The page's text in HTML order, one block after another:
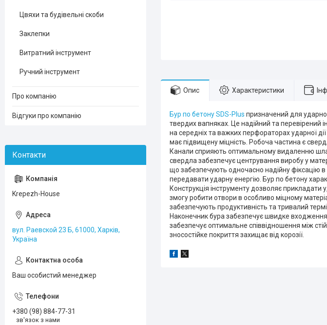
Опис Характеристики
Бур по бетону SDS-Plus призначений для
твердих вапняках. Це надійний та перевірений
на середніх та важких перфораторах ударної
має підвищену міцність. Робоча частина є
Канали сприяють оптимальному видаленню
свердла забезпечує центрування виробу у
що забезпечують одночасно надійну фіксацію в
передавати ударну енергію. Бур по бетону
Конструкція інструменту дозволяє прикладати
змогу робити отвори в особливо міцному
забезпечують продуктивність та тривалий
Наконечник бура забезпечує швидке
забезпечує оптимальне співвідношення між
зносостійке покриття захищає від корозії.
Цвяхи та будівельні скоби
Заклепки
Витратний інструмент
Ручний інструмент
Про компанію
Відгуки про компанію
Krepezh-House
вул. Раевской 23 Б, 61000, Харків,
Україна
Ваш особистий менеджер
+380 (98) 884-77-31
зв'язок з нами